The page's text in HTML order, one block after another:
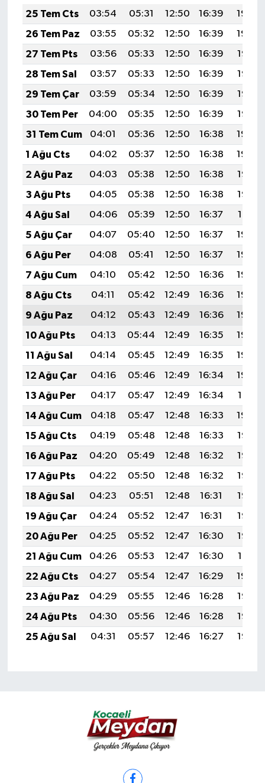
25 Tem Cts
03:54 05:31 12:50 16:39
19:59
26 Tem Paz
03:55 05:32 12:50 16:39
19:59
27 Tem Pts
03:56 05:33 12:50 16:39
19:58
28 Tem Sal
03:57 05:33 12:50 16:39
19:57
29 Tem Çar
03:59 05:34 12:50 16:39
19:56
30 Tem Per
04:00 05:35 12:50 16:39
19:55
31 Tem Cum
04:01 05:36 12:50 16:38
19:54
1 Ağu Cts
04:02 05:37 12:50 16:38
19:54
2 Ağu Paz
04:03 05:38 12:50 16:38
19:53
3 Ağu Pts
04:05 05:38 12:50 16:38
19:52
4 Ağu Sal
04:06 05:39 12:50 16:37
19:51
5 Ağu Çar
04:07 05:40 12:50 16:37
19:50
6 Ağu Per
04:08 05:41 12:50 16:37
19:49
7 Ağu Cum
04:10 05:42 12:50 16:36
19:48
8 Ağu Cts
04:11 05:42 12:49 16:36
19:46
9 Ağu Paz
04:12 05:43 12:49 16:36
19:45
10 Ağu Pts
04:13 05:44 12:49 16:35
19:44
11 Ağu Sal
04:14 05:45 12:49 16:35
19:43
12 Ağu Çar
04:16 05:46 12:49 16:34
19:42
13 Ağu Per
04:17 05:47 12:49 16:34
19:41
14 Ağu Cum
04:18 05:47 12:48 16:33
19:40
15 Ağu Cts
04:19 05:48 12:48 16:33
19:38
16 Ağu Paz
04:20 05:49 12:48 16:32
19:37
17 Ağu Pts
04:22 05:50 12:48 16:32
19:36
18 Ağu Sal
04:23 05:51 12:48 16:31
19:35
19 Ağu Çar
04:24 05:52 12:47 16:31
19:33
20 Ağu Per
04:25 05:52 12:47 16:30
19:32
21 Ağu Cum
04:26 05:53 12:47 16:30
19:31
22 Ağu Cts
04:27 05:54 12:47 16:29
19:29
23 Ağu Paz
04:29 05:55 12:46 16:28
19:28
24 Ağu Pts
04:30 05:56 12:46 16:28
19:27
25 Ağu Sal
04:31 05:57 12:46 16:27 19:25